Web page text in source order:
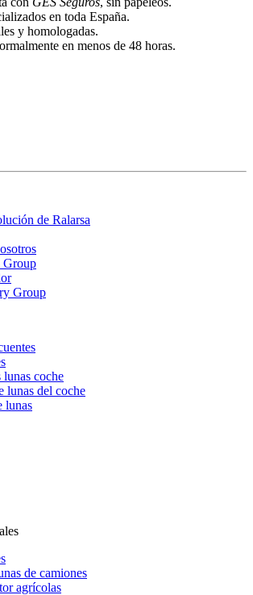
en toda España.
y homologadas.
en menos de 48 horas.
de Ralarsa
Group
Group
lunas coche
lunas del coche
lunas
de camiones
agrícolas